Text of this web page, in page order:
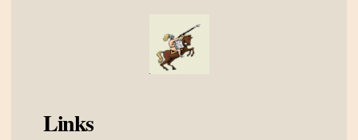
Links